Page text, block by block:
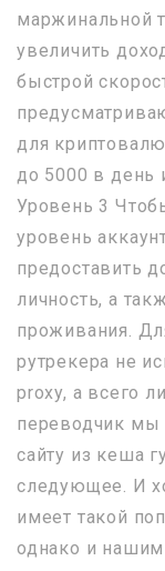
маржинальной
увеличить
быстрой
для
до 5000 в день
Уровень 3
уровень
предоставить
личность, а
проживания.
рутрекера не
proxy, а всего
переводчик мы
сайту из кеша
следующее. И
имеет такой
однако и нашим